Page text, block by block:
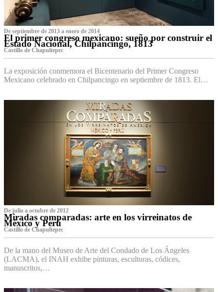
De septiembre de 2013 a enero de 2014
El primer congreso mexicano: sueño por construir el
Estado Nacional, Chilpancingo, 1813
Castillo de Chapultepec
La exposición conmemora el Bicentenario del Primer Congreso
Mexicano celebrado en Chilpancingo en septiembre de 1813. El…
De julio a octubre de 2012
Miradas comparadas: arte en los virreinatos de
México y Perú
Castillo de Chapultepec
De la mano del Museo de Arte del Condado de Los Ángeles
(LACMA), el INAH exhibe pinturas, esculturas, códices,
manuscritos,…